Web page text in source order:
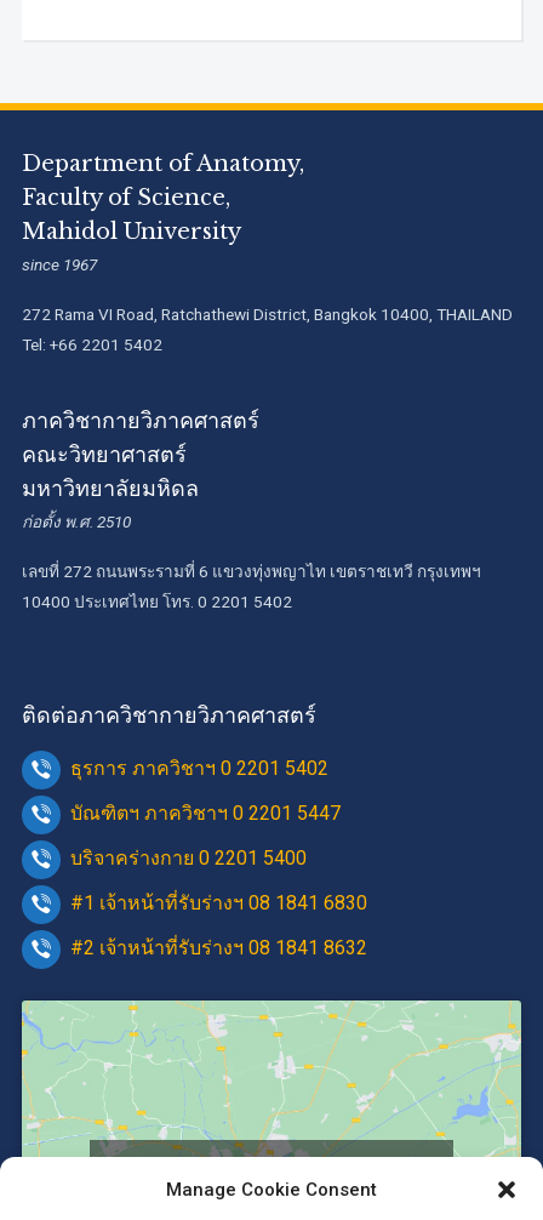
Manage Cookie Consent
Department of Anatomy,
Faculty of Science,
Mahidol University
since 1967
272 Rama VI Road, Ratchathewi District, Bangkok 10400, THAILAND
Tel: +66 2201 5402
ภาควิชากายวิภาคศาสตร์
คณะวิทยาศาสตร์
มหาวิทยาลัยมหิดล
ก่อตั้ง พ.ศ. 2510
เลขที่ 272 ถนนพระรามที่ 6 แขวงทุ่งพญาไท เขตราชเทวี กรุงเทพฯ
10400 ประเทศไทย โทร. 0 2201 5402
ติดต่อภาควิชากายวิภาคศาสตร์
ธุรการ ภาควิชาฯ 0 2201 5402
บัณฑิตฯ ภาควิชาฯ 0 2201 5447
บริจาคร่างกาย 0 2201 5400
#1 เจ้าหน้าที่รับร่างฯ 08 1841 6830
#2 เจ้าหน้าที่รับร่างฯ 08 1841 8632
enable this content